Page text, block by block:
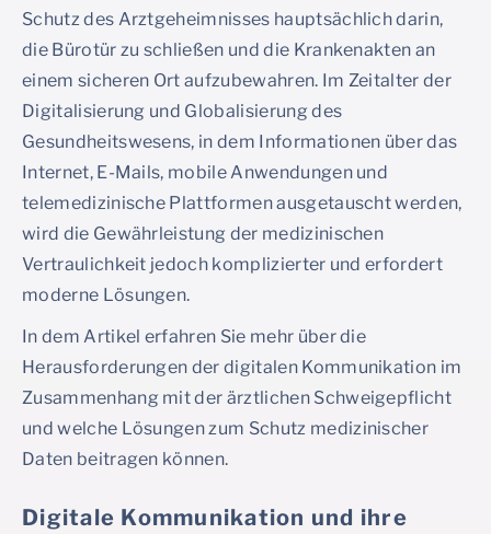
Schutz des Arztgeheimnisses hauptsächlich darin,
die Bürotür zu schließen und die Krankenakten an
einem sicheren Ort aufzubewahren. Im Zeitalter der
Digitalisierung und Globalisierung des
Gesundheitswesens, in dem Informationen über das
Internet, E-Mails, mobile Anwendungen und
telemedizinische Plattformen ausgetauscht werden,
wird die Gewährleistung der medizinischen
Vertraulichkeit jedoch komplizierter und erfordert
moderne Lösungen.
In dem Artikel erfahren Sie mehr über die
Herausforderungen der digitalen Kommunikation im
Zusammenhang mit der ärztlichen Schweigepflicht
und welche Lösungen zum Schutz medizinischer
Daten beitragen können.
Digitale Kommunikation und ihre